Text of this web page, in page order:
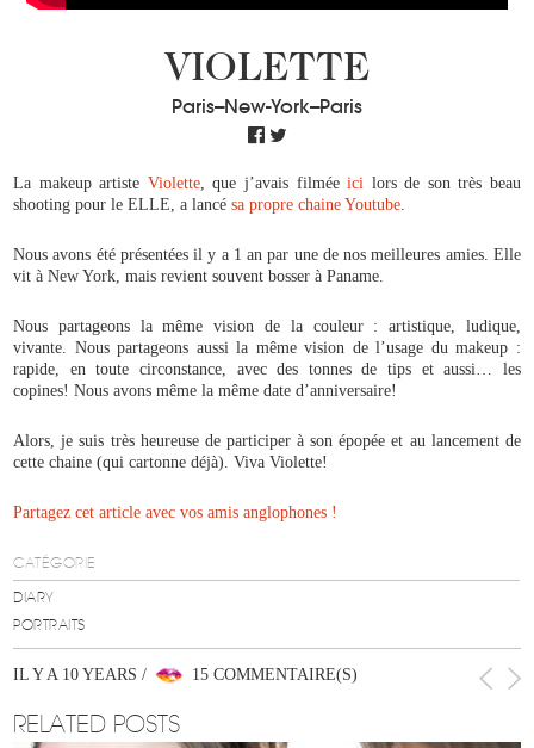
VIOLETTE
Paris--New-York--Paris
La makeup artiste Violette, que j’avais filméeici lors de son très beau
shooting pour le ELLE, a lancésa propre chaine Youtube
Nous avons été présentées il y a 1 an par une de nos meilleures amies. Elle
vit à New York, mais revient souvent bosser à Paname.
Nous partageons la même vision de la couleur : artistique, ludique,
vivante. Nous partageons aussi la même vision de l’usage du makeup :
rapide, en toute circonstance, avec des tonnes de tips et aussi… les
copines! Nous avons même la même date d’anniversaire!
Alors, je suis très heureuse de participer à son épopée et au lancement de
cette chaine (qui cartonne déjà). Viva Violette!
Partagez cet article avec vos amis anglophones !
CATÉGORIE
DIARY
PORTRAITS
IL Y A 10 YEARS / 15 COMMENTAIRE(S)
RELATED POSTS